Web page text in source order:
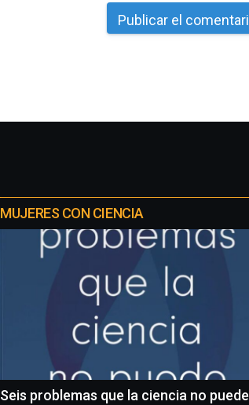
MUJERES CON CIENCIA
Seis problemas que la ciencia no puede